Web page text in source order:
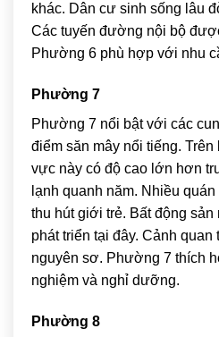
khác. Dân cư sinh sống lâu
Các tuyến đường nội bộ
Phường 6 phù hợp với nhu
Phường 7
Phường 7 nổi bật với các
điểm săn mây nổi tiếng.
vực này có độ cao lớn hơn
lạnh quanh năm. Nhiều
thu hút giới trẻ. Bất động
phát triển tại đây. Cảnh quan
nguyên sơ. Phường 7 thích
nghiệm và nghỉ dưỡng.
Phường 8